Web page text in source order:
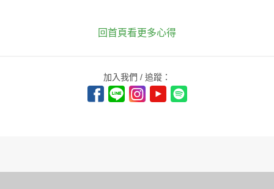
回首頁看更多心得
加入我們 / 追蹤：